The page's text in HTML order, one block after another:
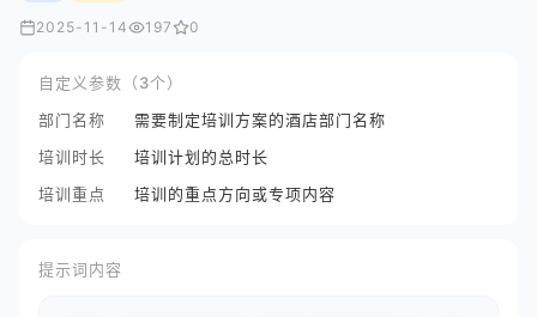
2025-11-14 197 0
自定义参数（3个）
部门名称
需要制定培训方案的酒店部门名称
培训时长
培训计划的总时长
培训重点
培训的重点方向或专项内容
提示词内容